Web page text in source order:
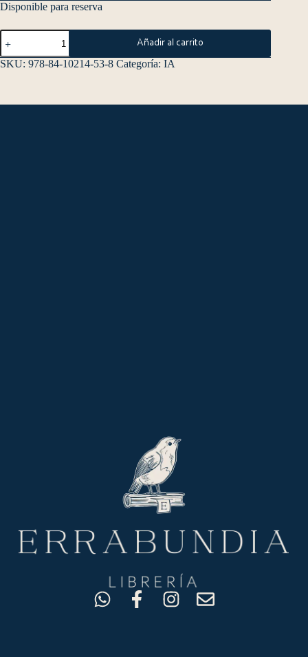
Disponible para reserva
Añadir al carrito
SKU: 978-84-10214-53-8 Categoría: IA